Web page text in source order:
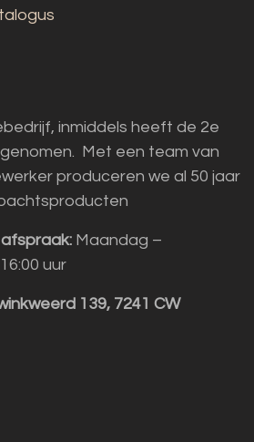
inmiddels heeft de 2e
Met een team van
produceren we al 50 jaar
Maandag –
uur
139, 7241 CW